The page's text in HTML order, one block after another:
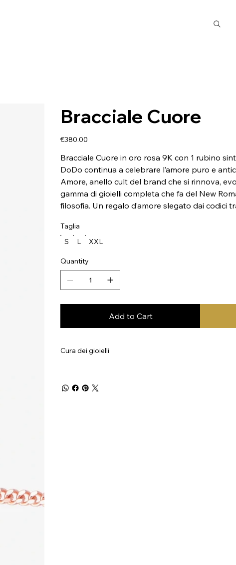
Bracciale Cuore
Price
€380.00
Bracciale Cuore in oro rosa 9K con 1 rubino
DoDo continua a celebrare l’amore puro e
Amore, anello cult del brand che si rinnova,
gamma di gioielli completa che fa del New
filosofia. Un regalo d’amore slegato dai codici
S L XXL
Taglia
Quantity
Add to Cart
Cura dei gioielli